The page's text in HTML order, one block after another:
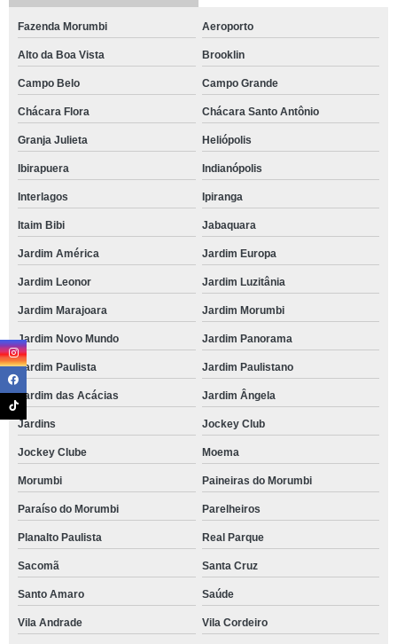
Fazenda Morumbi Aeroporto
Alto da Boa Vista Brooklin
Campo Belo Campo Grande
Chácara Flora Chácara Santo Antônio
Granja Julieta Heliópolis
Ibirapuera Indianópolis
Interlagos Ipiranga
Itaim Bibi Jabaquara
Jardim América Jardim Europa
Jardim Leonor Jardim Luzitânia
Jardim Marajoara Jardim Morumbi
Jardim Novo Mundo Jardim Panorama
Jardim Paulista Jardim Paulistano
Jardim das Acácias Jardim Ângela
Jardins Jockey Club
Jockey Clube Moema
Morumbi Paineiras do Morumbi
Paraíso do Morumbi Parelheiros
Planalto Paulista Real Parque
Sacomã Santa Cruz
Santo Amaro Saúde
Vila Andrade Vila Cordeiro